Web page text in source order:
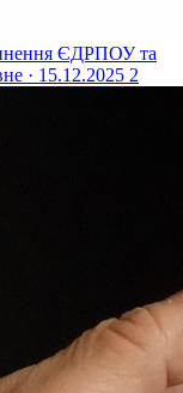
ЄДРПОУ та
· 15.12.2025 2